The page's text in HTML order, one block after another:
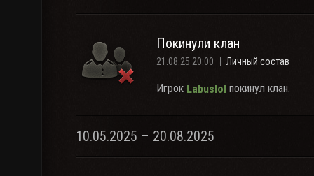
Покинули клан
21.08.25 20:00 Личный состав
Игрок Labuslol покинул клан.
10.05.2025 – 20.08.2025